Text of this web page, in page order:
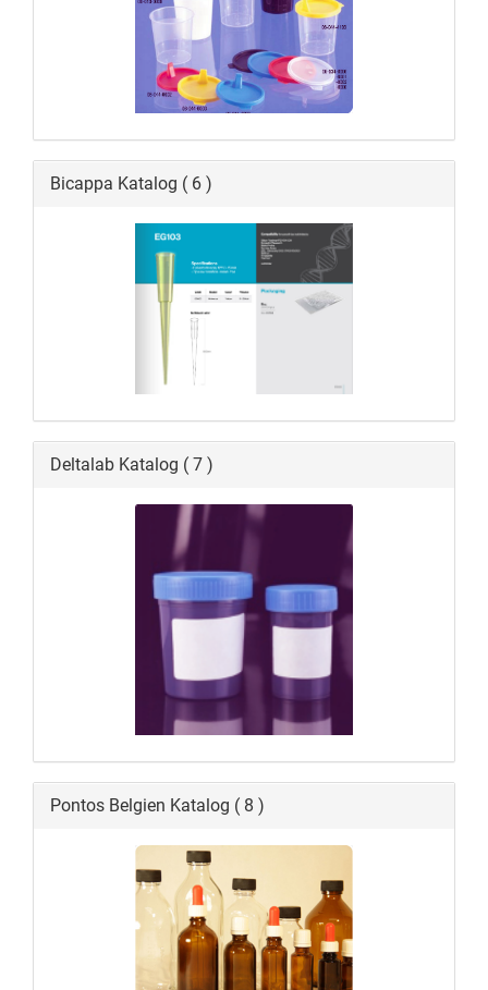
Bicappa Katalog ( 6 )
Deltalab Katalog ( 7 )
Pontos Belgien Katalog ( 8 )